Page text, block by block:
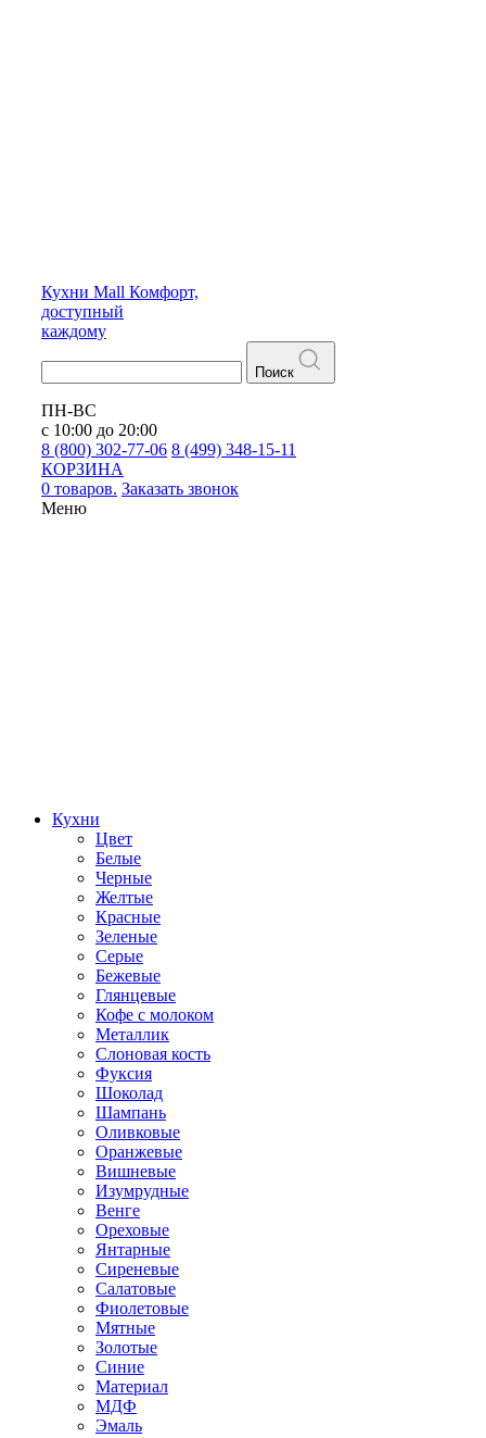
Кухни Mall Комфорт,
доступный
каждому
Поиск
ПН-ВС
с 10:00 до 20:00
8 (800) 302-77-06 8 (499) 348-15-11
КОРЗИНА
0 товаров. Заказать звонок
Меню
Кухни
Цвет
Белые
Черные
Желтые
Красные
Зеленые
Серые
Бежевые
Глянцевые
Кофе с молоком
Металлик
Слоновая кость
Фуксия
Шоколад
Шампань
Оливковые
Оранжевые
Вишневые
Изумрудные
Венге
Ореховые
Янтарные
Сиреневые
Салатовые
Фиолетовые
Мятные
Золотые
Синие
Материал
МДФ
Эмаль